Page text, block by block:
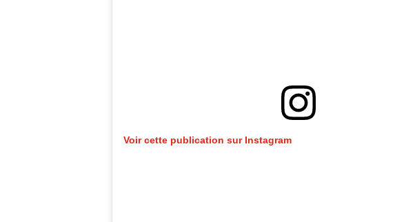
Voir cette publication sur Instagram